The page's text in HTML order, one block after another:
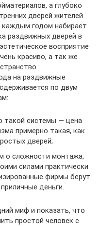
а глубоко
дверей жителей
каждым годом набирает
раздвижных дверей в
восприятие
красиво, а так же
на раздвижные
по двум
такой системы — цена
примерно такая, как
дверей;
о сложности монтажа,
силами практически
фирмы берут
деньги.
миф и показать, что
простой человек с